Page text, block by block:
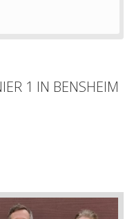
1 IN BENSHEIM